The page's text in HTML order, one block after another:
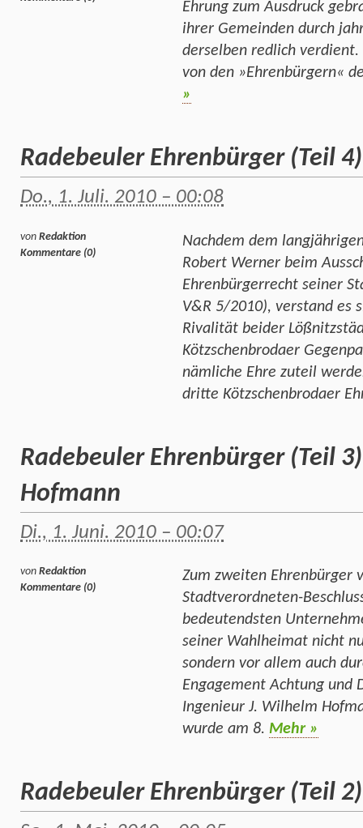
Ehrung zum Ausdruck
ihrer Gemeinden durch
derselben redlich
von den »Ehrenbürgern«
»
Radebeuler Ehrenbürger (Teil
Do., 1. Juli. 2010 – 00:08
Nachdem dem
Robert Werner beim
Ehrenbürgerrecht seiner
V&R 5/2010), verstand es
Rivalität beider
Kötzschenbrodaer
nämliche Ehre zuteil
dritte Kötzschenbrodaer
von Redaktion
Kommentare (0)
Radebeuler Ehrenbürger (Teil
Hofmann
Di., 1. Juni. 2010 – 00:07
Zum zweiten Ehrenbürger
Stadtverordneten-
bedeutendsten
seiner Wahlheimat nicht
sondern vor allem auch
Engagement Achtung und
Ingenieur J. Wilhelm
wurde am 8. Mehr »
von Redaktion
Kommentare (0)
Radebeuler Ehrenbürger (Teil